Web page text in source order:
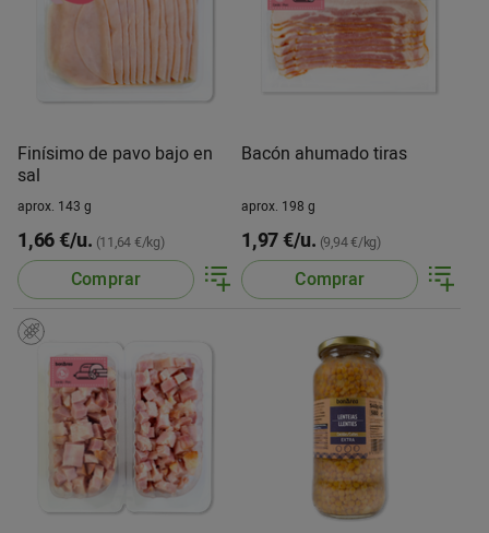
Finísimo de pavo bajo en
sal
aprox. 143 g
1,66 €/u. (11,64 €/kg)
Comprar
Bacón ahumado tiras
aprox. 198 g
1,97 €/u. (9,94 €/kg)
Comprar